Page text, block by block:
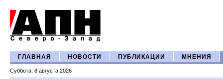
ГЛАВНАЯ НОВОСТИ ПУБЛИКАЦИИ МНЕНИЯ
Суббота, 8 августа 2026